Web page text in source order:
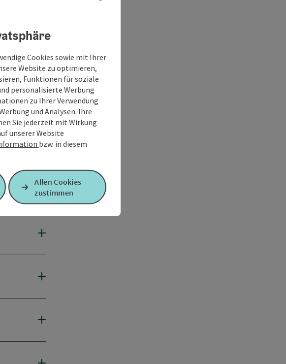
zur
Cookies sowie mit Ihrer
Website zu optimieren,
Funktionen für soziale
personalisierte Werbung
zu Ihrer Verwendung
und Analysen. Ihre
Sie jederzeit mit Wirkung
unserer Website
bzw. in diesem
Allen Cookies
zustimmen